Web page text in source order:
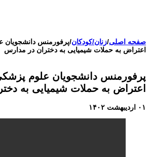
صفحه اصلی/زنان/کودکان/پرفورمنس دانشجویان
اعتراض به حملات شیمیایی به دختران در مدارس
پرفورمنس دانشجویان علوم
اعتراض به حملات شیمیایی به
۰۱ اردیبهشت ۱۴۰۲